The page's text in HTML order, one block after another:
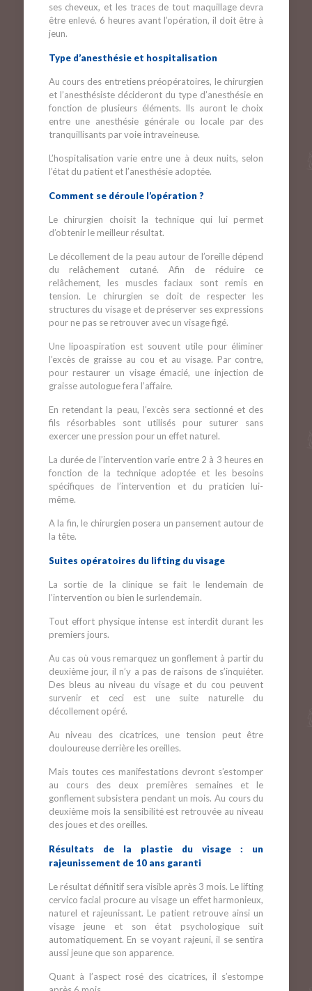
ses cheveux, et les traces de tout maquillage devra
être enlevé. 6 heures avant l’opération, il doit être à
jeun.
Type d’anesthésie et hospitalisation
Au cours des entretiens préopératoires, le chirurgien
et l’anesthésiste décideront du type d’anesthésie en
fonction de plusieurs éléments. Ils auront le choix
entre une anesthésie générale ou locale par des
tranquillisants par voie intraveineuse.
L’hospitalisation varie entre une à deux nuits, selon
l’état du patient et l’anesthésie adoptée.
Comment se déroule l’opération ?
Le chirurgien choisit la technique qui lui permet
d’obtenir le meilleur résultat.
Le décollement de la peau autour de l’oreille dépend
du relâchement cutané. Afin de réduire ce
relâchement, les muscles faciaux sont remis en
tension. Le chirurgien se doit de respecter les
structures du visage et de préserver ses expressions
pour ne pas se retrouver avec un visage figé.
Une lipoaspiration est souvent utile pour éliminer
l’excès de graisse au cou et au visage. Par contre,
pour restaurer un visage émacié, une injection de
graisse autologue fera l’affaire.
En retendant la peau, l’excès sera sectionné et des
fils résorbables sont utilisés pour suturer sans
exercer une pression pour un effet naturel.
La durée de l’intervention varie entre 2 à 3 heures en
fonction de la technique adoptée et les besoins
spécifiques de l’intervention et du praticien lui-
même.
A la fin, le chirurgien posera un pansement autour de
la tête.
Suites opératoires du lifting du visage
La sortie de la clinique se fait le lendemain de
l’intervention ou bien le surlendemain.
Tout effort physique intense est interdit durant les
premiers jours.
Au cas où vous remarquez un gonflement à partir du
deuxième jour, il n’y a pas de raisons de s’inquiéter.
Des bleus au niveau du visage et du cou peuvent
survenir et ceci est une suite naturelle du
décollement opéré.
Au niveau des cicatrices, une tension peut être
douloureuse derrière les oreilles.
Mais toutes ces manifestations devront s’estomper
au cours des deux premières semaines et le
gonflement subsistera pendant un mois. Au cours du
deuxième mois la sensibilité est retrouvée au niveau
des joues et des oreilles.
Résultats de la plastie du visage : un
rajeunissement de 10 ans garanti
Le résultat définitif sera visible après 3 mois. Le lifting
cervico facial procure au visage un effet harmonieux,
naturel et rajeunissant. Le patient retrouve ainsi un
visage jeune et son état psychologique suit
automatiquement. En se voyant rajeuni, il se sentira
aussi jeune que son apparence.
Quant à l’aspect rosé des cicatrices, il s’estompe